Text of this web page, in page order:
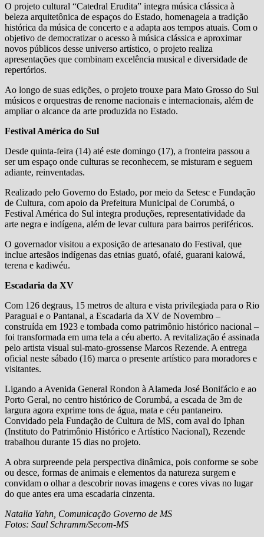
O projeto cultural “Catedral Erudita” integra música clássica à
beleza arquitetônica de espaços do Estado, homenageia a tradição
histórica da música de concerto e a adapta aos tempos atuais. Com o
objetivo de democratizar o acesso à música clássica e aproximar
novos públicos desse universo artístico, o projeto realiza
apresentações que combinam excelência musical e diversidade de
repertórios.
Ao longo de suas edições, o projeto trouxe para Mato Grosso do Sul
músicos e orquestras de renome nacionais e internacionais, além de
ampliar o alcance da arte produzida no Estado.
Festival América do Sul
Desde quinta-feira (14) até este domingo (17), a fronteira passou a
ser um espaço onde culturas se reconhecem, se misturam e seguem
adiante, reinventadas.
Realizado pelo Governo do Estado, por meio da Setesc e Fundação
de Cultura, com apoio da Prefeitura Municipal de Corumbá, o
Festival América do Sul integra produções, representatividade da
arte negra e indígena, além de levar cultura para bairros periféricos.
O governador visitou a exposição de artesanato do Festival, que
inclue artesãos indígenas das etnias guató, ofaié, guarani kaiowá,
terena e kadiwéu.
Escadaria da XV
Com 126 degraus, 15 metros de altura e vista privilegiada para o Rio
Paraguai e o Pantanal, a Escadaria da XV de Novembro –
construída em 1923 e tombada como patrimônio histórico nacional –
foi transformada em uma tela a céu aberto. A revitalização é assinada
pelo artista visual sul-mato-grossense Marcos Rezende. A entrega
oficial neste sábado (16) marca o presente artístico para moradores e
visitantes.
Ligando a Avenida General Rondon à Alameda José Bonifácio e ao
Porto Geral, no centro histórico de Corumbá, a escada de 3m de
largura agora exprime tons de água, mata e céu pantaneiro.
Convidado pela Fundação de Cultura de MS, com aval do Iphan
(Instituto do Patrimônio Histórico e Artístico Nacional), Rezende
trabalhou durante 15 dias no projeto.
A obra surpreende pela perspectiva dinâmica, pois conforme se sobe
ou desce, formas de animais e elementos da natureza surgem e
convidam o olhar a descobrir novas imagens e cores vivas no lugar
do que antes era uma escadaria cinzenta.
Natalia Yahn, Comunicação Governo de MS
Fotos: Saul Schramm/Secom-MS